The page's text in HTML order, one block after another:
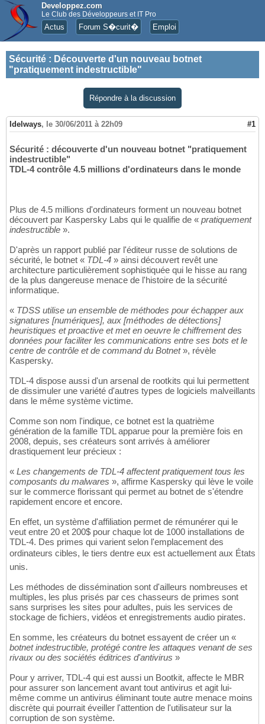
Developpez.com
Le Club des Développeurs et IT Pro
Actus Forum S�curit� Emploi
Sécurité : Découverte d'un nouveau botnet
"pratiquement indestructible"
Répondre à la discussion
Idelways, le 30/06/2011 à 22h09 #1
Sécurité : découverte d'un nouveau botnet "pratiquement
indestructible"
TDL-4 contrôle 4.5 millions d'ordinateurs dans le monde
Plus de 4.5 millions d'ordinateurs forment un nouveau botnet
découvert par Kaspersky Labs qui le qualifie de « pratiquement
indestructible ».
D'après un rapport publié par l'éditeur russe de solutions de
sécurité, le botnet « TDL-4 » ainsi découvert revêt une
architecture particulièrement sophistiquée qui le hisse au rang
de la plus dangereuse menace de l'histoire de la sécurité
informatique.
« TDSS utilise un ensemble de méthodes pour échapper aux
signatures [numériques], aux [méthodes de détections]
heuristiques et proactive et met en oeuvre le chiffrement des
données pour faciliter les communications entre ses bots et le
centre de contrôle et de command du Botnet», révèle
Kaspersky.
TDL-4 dispose aussi d'un arsenal de rootkits qui lui permettent
de dissimuler une variété d'autres types de logiciels malveillants
dans le même système victime.
Comme son nom l'indique, ce botnet est la quatrième
génération de la famille TDL apparue pour la première fois en
2008, depuis, ses créateurs sont arrivés à améliorer
drastiquement leur précieux :
« Les changements de TDL-4 affectent pratiquement tous les
composants du malwares », affirme Kaspersky qui lève le voile
sur le commerce florissant qui permet au botnet de s'étendre
rapidement encore et encore.
En effet, un système d'affiliation permet de rémunérer qui le
veut entre 20 et 200$ pour chaque lot de 1000 installations de
TDL-4. Des primes qui varient selon l'emplacement des
ordinateurs cibles, le tiers dentre eux est actuellement aux États
unis.
Les méthodes de dissémination sont d'ailleurs nombreuses et
multiples, les plus prisés par ces chasseurs de primes sont
sans surprises les sites pour adultes, puis les services de
stockage de fichiers, vidéos et enregistrements audio pirates.
En somme, les créateurs du botnet essayent de créer un «
botnet indestructible, protégé contre les attaques venant de ses
rivaux ou des sociétés éditrices d'antivirus »
Pour y arriver, TDL-4 qui est aussi un Bootkit, affecte le MBR
pour assurer son lancement avant tout antivirus et agit lui-
même comme un antivirus éliminant toute autre menace moins
discrète qui pourrait éveiller l'attention de l'utilisateur sur la
corruption de son système.